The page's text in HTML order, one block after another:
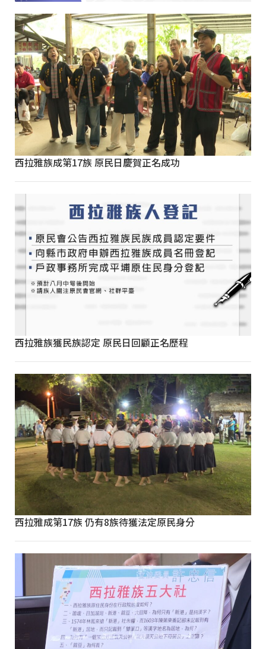
西拉雅族成第17族 原民日慶賀正名成功
西拉雅族獲民族認定 原民日回顧正名歷程
西拉雅成第17族 仍有8族待獲法定原民身分